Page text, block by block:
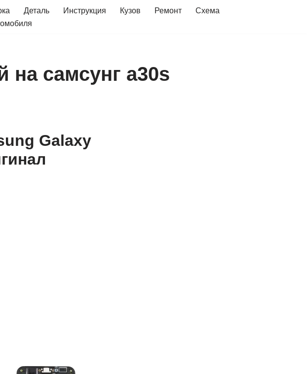
Деталь Инструкция Кузов Ремонт
Схема
на самсунг а30s
Galaxy